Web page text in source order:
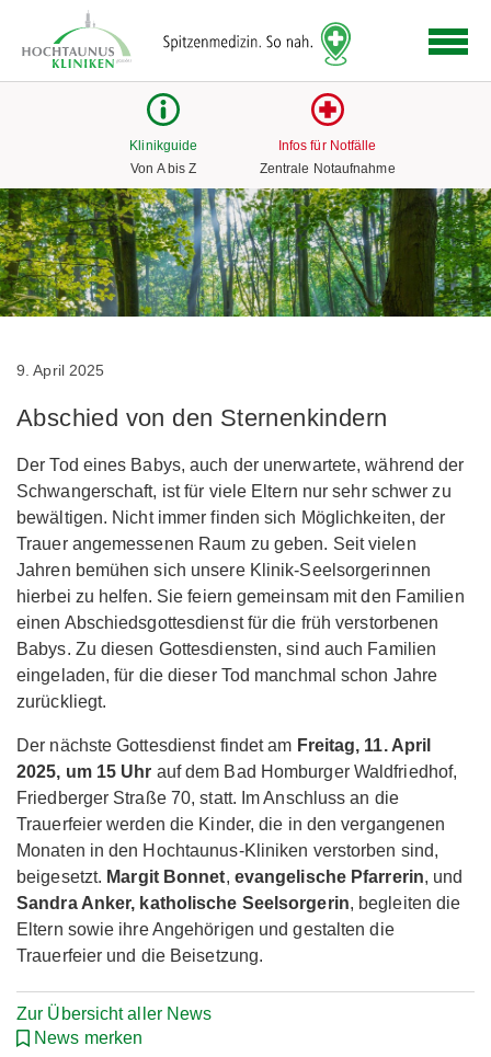
Link
zur
Startseite
Klinikguide
Von A bis Z
Infos für Notfälle
Zentrale Notaufnahme
9. April 2025
Abschied von den Sternenkindern
Der Tod eines Babys, auch der unerwartete, während der
Schwangerschaft, ist für viele Eltern nur sehr schwer zu
bewältigen. Nicht immer finden sich Möglichkeiten, der
Trauer angemessenen Raum zu geben. Seit vielen
Jahren bemühen sich unsere Klinik-Seelsorgerinnen
hierbei zu helfen. Sie feiern gemeinsam mit den Familien
einen Abschiedsgottesdienst für die früh verstorbenen
Babys. Zu diesen Gottesdiensten, sind auch Familien
eingeladen, für die dieser Tod manchmal schon Jahre
zurückliegt.
Der nächste Gottesdienst findet am Freitag, 11. April
2025, um 15 Uhr auf dem Bad Homburger Waldfriedhof,
Friedberger Straße 70, statt. Im Anschluss an die
Trauerfeier werden die Kinder, die in den vergangenen
Monaten in den Hochtaunus-Kliniken verstorben sind,
beigesetzt. Margit Bonnet, evangelische Pfarrerin, und
Sandra Anker, katholische Seelsorgerin, begleiten die
Eltern sowie ihre Angehörigen und gestalten die
Trauerfeier und die Beisetzung.
Zur Übersicht aller News
News merken